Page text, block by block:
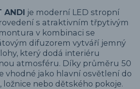
ANDI je moderní LED stropní
s atraktivním třpytivým
v kombinaci se
difuzorem vytváří jemný
který dodá interiéru
atmosféru. Díky průměru 50
vhodné jako hlavní osvětlení do
ložnice nebo dětského pokoje.